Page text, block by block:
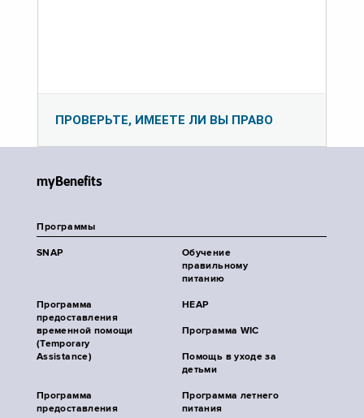
ПРОВЕРЬТЕ, ИМЕЕТЕ ЛИ ВЫ ПРАВО
myBenefits
Программы
SNAP
Обучение
правильному
питанию
Программа
предоставления
временной помощи
(Temporary
Assistance)
HEAP
Программа WIC
Помощь в уходе за
детьми
Программа
предоставления
Программа летнего
питания